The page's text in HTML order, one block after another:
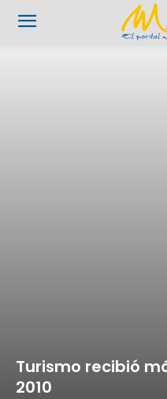
Turismo recibió
2010